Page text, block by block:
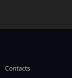
Contacts